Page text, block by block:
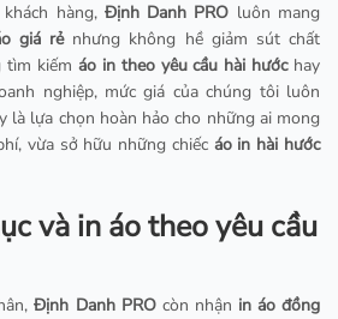
hàng, Định Danh PRO luôn mang
giá rẻnhưng không hề giảm sút chất
tìm kiếm áo in theo yêu cầu hài hướchay
nghiệp, mức giá của chúng tôi luôn
là lựa chọn hoàn hảo cho những ai mong
vừa sở hữu những chiếc áo in hài hước
và in áo theo yêu cầu
Định Danh PROcòn nhận in áo đồng